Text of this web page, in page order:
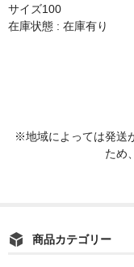
サイズ100
在庫状態 : 在庫有り
※地域によっては発送
ため
商品カテゴリー